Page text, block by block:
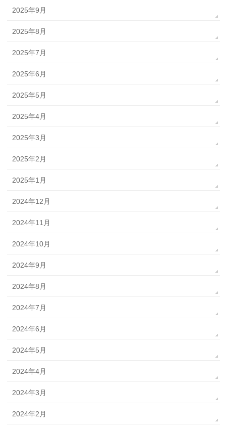
2025年9月
2025年8月
2025年7月
2025年6月
2025年5月
2025年4月
2025年3月
2025年2月
2025年1月
2024年12月
2024年11月
2024年10月
2024年9月
2024年8月
2024年7月
2024年6月
2024年5月
2024年4月
2024年3月
2024年2月